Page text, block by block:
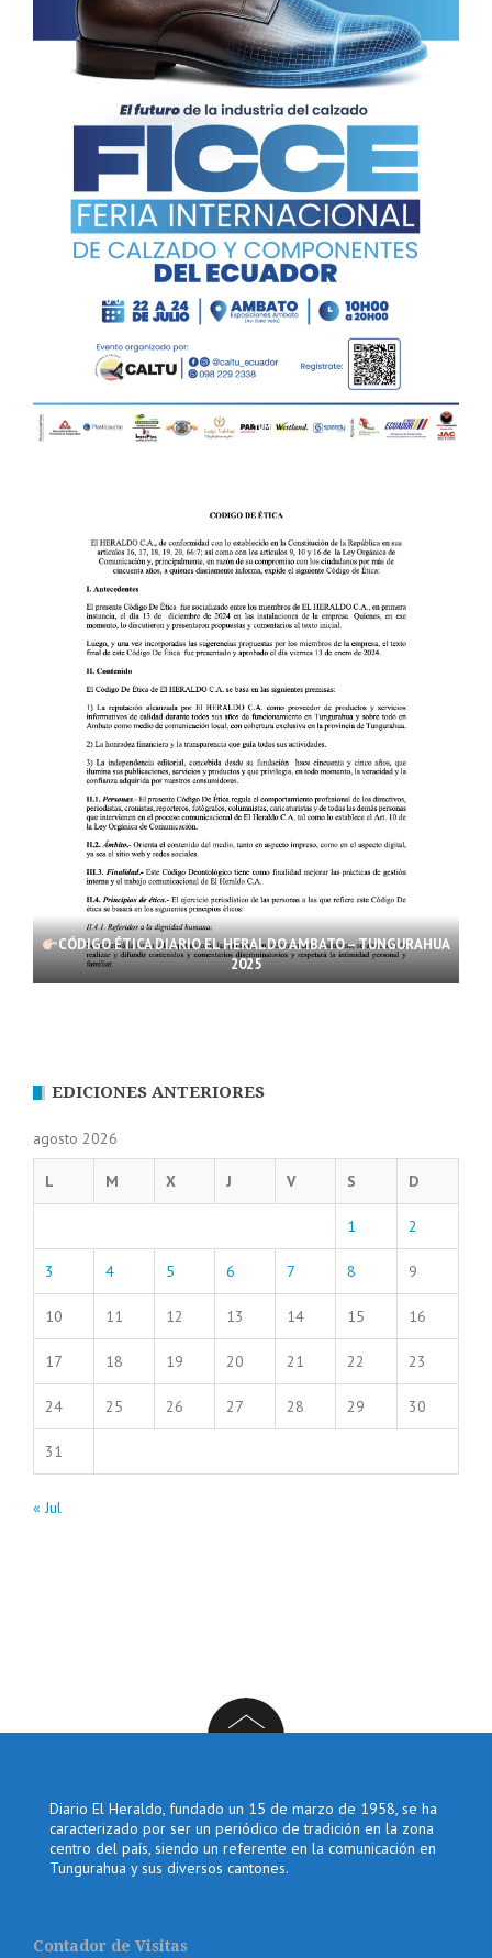
CÓDIGO ÉTICA DIARIO EL HERALDO AMBATO – TUNGURAHUA
2025
EDICIONES ANTERIORES
agosto 2026
L M X J V S D
1 2
3 4 5 6 7 8 9
10 11 12 13 14 15 16
17 18 19 20 21 22 23
24 25 26 27 28 29 30
31
« Jul
Diario El Heraldo, fundado un 15 de marzo de 1958, se ha
caracterizado por ser un periódico de tradición en la zona
centro del país, siendo un referente en la comunicación en
Tungurahua y sus diversos cantones.
Contador de Visitas